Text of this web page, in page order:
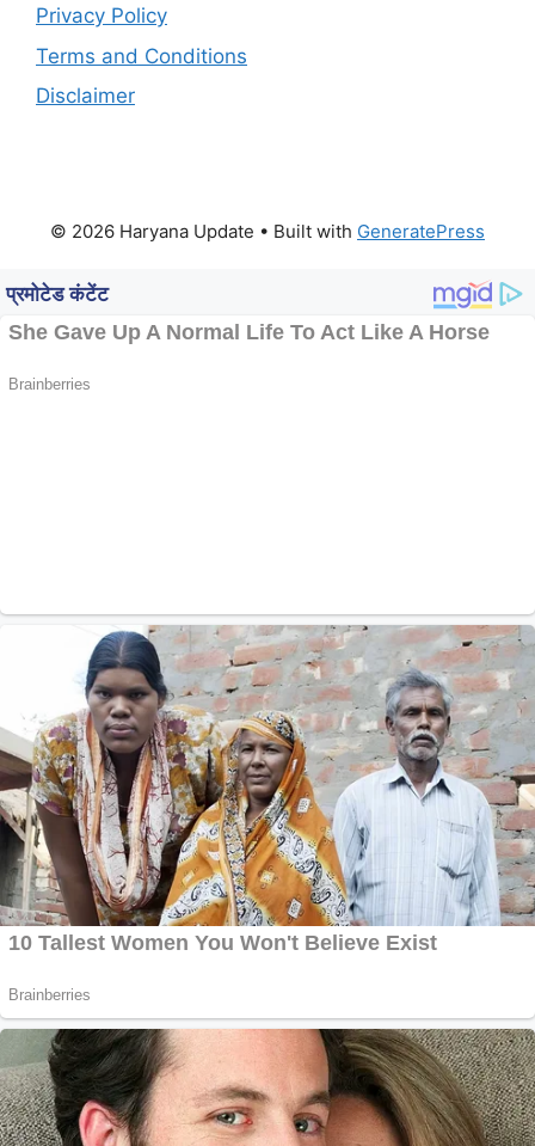
Privacy Policy
Terms and Conditions
Disclaimer
© 2026 Haryana Update • Built with GeneratePress